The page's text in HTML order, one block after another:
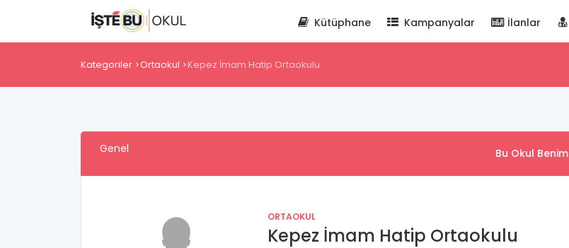
Kütüphane Kampanyalar İlanlar
Kategoriler Ortaokul Kepez İmam Hatip Ortaokulu
Genel Bu Okul Benim
ORTAOKUL
Kepez İmam Hatip Ortaokulu